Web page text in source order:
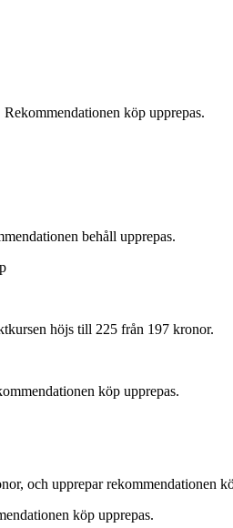
köp upprepas.
behåll upprepas.
höjs till 225 från 197 kronor.
köp upprepas.
och upprepar rekommendationen
köp upprepas.